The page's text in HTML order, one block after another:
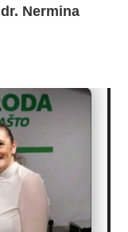
Nermina